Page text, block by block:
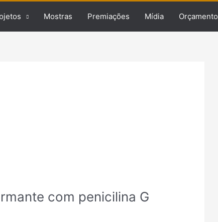
Mostras Premiações Mídia Orçamento
com penicilina G